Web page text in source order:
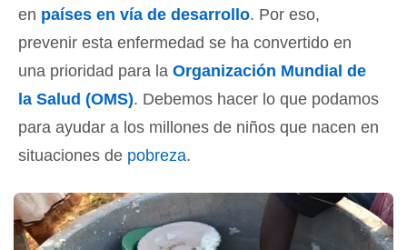
en países en vía de desarrollo. Por eso,
prevenir esta enfermedad se ha convertido en
una prioridad para la Organización Mundial de
la Salud (OMS). Debemos hacer lo que podamos
para ayudar a los millones de niños que nacen en
situaciones de pobreza.